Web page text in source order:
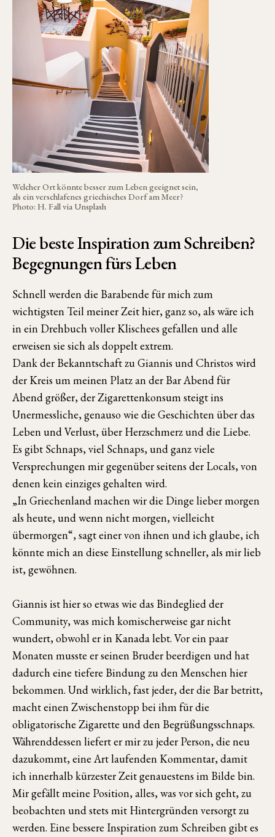
Welcher Ort könnte besser zum Leben geeignet sein,
als ein verschlafenes griechisches Dorf am Meer?
Photo: H. Fall via Unsplash
Die beste Inspiration zum Schreiben?
Begegnungen fürs Leben
Schnell werden die Barabende für mich zum
wichtigsten Teil meiner Zeit hier, ganz so, als wäre ich
in ein Drehbuch voller Klischees gefallen und alle
erweisen sie sich als doppelt extrem.
Dank der Bekanntschaft zu Giannis und Christos wird
der Kreis um meinen Platz an der Bar Abend für
Abend größer, der Zigarettenkonsum steigt ins
Unermessliche, genauso wie die Geschichten über das
Leben und Verlust, über Herzschmerz und die Liebe.
Es gibt Schnaps, viel Schnaps, und ganz viele
Versprechungen mir gegenüber seitens der Locals, von
denen kein einziges gehalten wird.
„In Griechenland machen wir die Dinge lieber morgen
als heute, und wenn nicht morgen, vielleicht
übermorgen“, sagt einer von ihnen und ich glaube, ich
könnte mich an diese Einstellung schneller, als mir lieb
ist, gewöhnen.
Giannis ist hier so etwas wie das Bindeglied der
Community, was mich komischerweise gar nicht
wundert, obwohl er in Kanada lebt. Vor ein paar
Monaten musste er seinen Bruder beerdigen und hat
dadurch eine tiefere Bindung zu den Menschen hier
bekommen. Und wirklich, fast jeder, der die Bar betritt,
macht einen Zwischenstopp bei ihm für die
obligatorische Zigarette und den Begrüßungsschnaps.
Währenddessen liefert er mir zu jeder Person, die neu
dazukommt, eine Art laufenden Kommentar, damit
ich innerhalb kürzester Zeit genauestens im Bilde bin.
Mir gefällt meine Position, alles, was vor sich geht, zu
beobachten und stets mit Hintergründen versorgt zu
werden. Eine bessere Inspiration zum Schreiben gibt es